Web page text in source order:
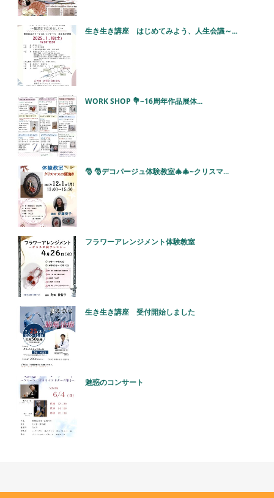
生き生き講座 はじめてみよう、人生会議～...
WORK SHOP 💐~16周年作品展体...
🎅 🎅デコパージュ体験教室🎄🎄~クリスマ...
フラワーアレンジメント体験教室
生き生き講座 受付開始しました
魅惑のコンサート